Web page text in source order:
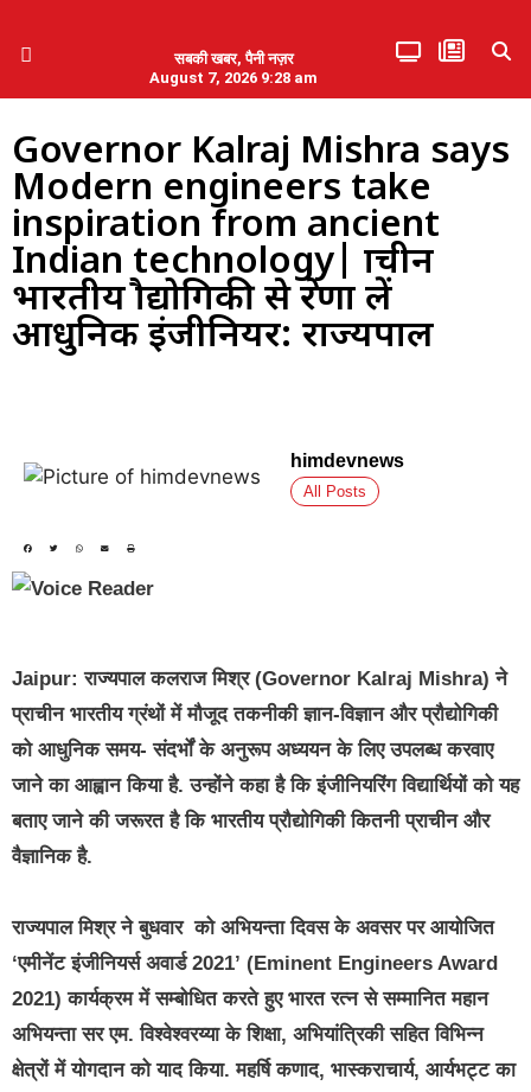
सबकी खबर, पैनी नज़र
August 7, 2026 9:28 am
Governor Kalraj Mishra says
Modern engineers take
inspiration from ancient
Indian technology| प्राचीन
भारतीय प्रौद्योगिकी से प्रेरणा लें
आधुनिक इंजीनियर: राज्यपाल
himdevnews
All Posts
Jaipur:राज्यपाल कलराज मिश्र (Governor Kalraj Mishra) ने
प्राचीन भारतीय ग्रंथों में मौजूद तकनीकी ज्ञान-विज्ञान और प्रौद्योगिकी
को आधुनिक समय- संदर्भों के अनुरूप अध्ययन के लिए उपलब्ध करवाए
जाने का आह्वान किया है. उन्होंने कहा है कि इंजीनियरिंग विद्यार्थियों को यह
बताए जाने की जरूरत है कि भारतीय प्रौद्योगिकी कितनी प्राचीन और
वैज्ञानिक है.
राज्यपाल मिश्र ने बुधवार को अभियन्ता दिवस के अवसर पर आयोजित
‘एमीनेंट इंजीनियर्स अवार्ड 2021’ (Eminent Engineers Award
2021) कार्यक्रम में सम्बोधित करते हुए भारत रत्न से सम्मानित महान
अभियन्ता सर एम. विश्वेश्वरय्या के शिक्षा, अभियांत्रिकी सहित विभिन्न
क्षेत्रों में योगदान को याद किया. महर्षि कणाद, भास्कराचार्य, आर्यभट्ट का